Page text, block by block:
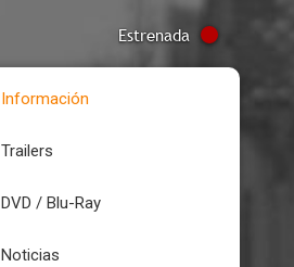
Estrenada
Información
Trailers
DVD / Blu-Ray
Noticias